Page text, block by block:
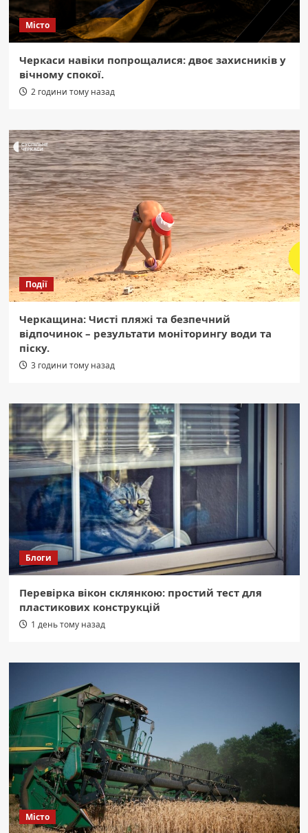
Місто
Черкаси навіки попрощалися: двоє захисників у
вічному спокої.
2 години тому назад
Події
Черкащина: Чисті пляжі та безпечний
відпочинок – результати моніторингу води та
піску.
3 години тому назад
Блоги
Перевірка вікон склянкою: простий тест для
пластикових конструкцій
1 день тому назад
Місто